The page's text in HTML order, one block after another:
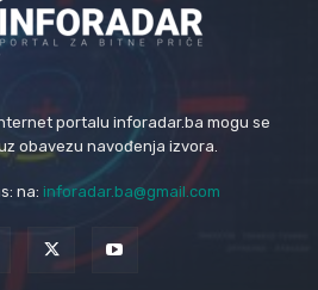
portalu inforadar.ba mogu se
obavezu navođenja izvora.
na: inforadar.ba@gmail.com